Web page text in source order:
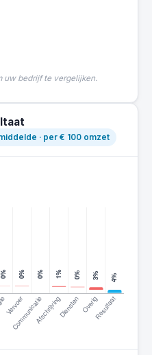
uw bedrijf te vergelijken.
· per € 100 omzet